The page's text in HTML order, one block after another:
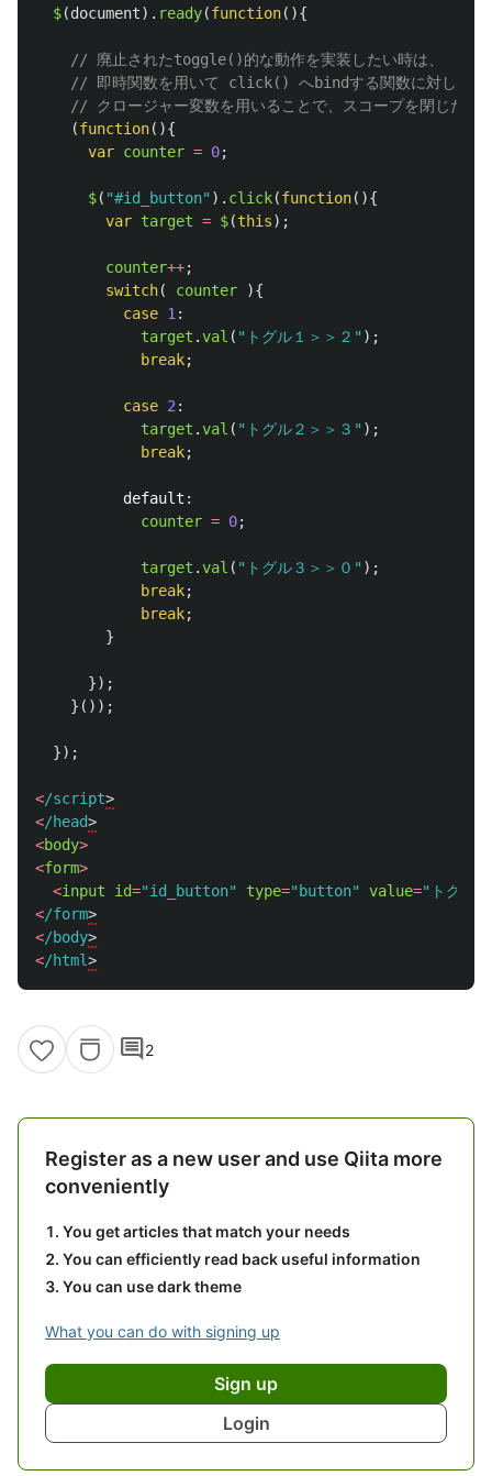
$(document). ready(function(){
// 廃止されたtoggle()的な動作を実装したい時は、
// 即時関数を用いて click() へbindする関数に対して
// クロージャー変数を用いることで、スコープを閉じた実
(function(){
var counter = 0;
$( "#id_button" ). click(function(){
var target = $(this);
counter++;
switch( counter
){
case 1 :
target .val ( " トグル１＞＞２ " );
break;
case 2 :
target .val ( " トグル２＞＞３ " );
break;
default :
counter = 0;
target .val ( " トグル３＞＞０ " );
break;
break;
}
});
}());
});
</script
</head
<body>
<form>
<input id="id_button" type=" button" value=" トグル
</form
</body
</html
comment2
Register as a new user and use Qiita more
conveniently
You get articles that match your needs
You can efficiently read back useful information
You can use dark theme
What you can do with signing up
Sign up
Login